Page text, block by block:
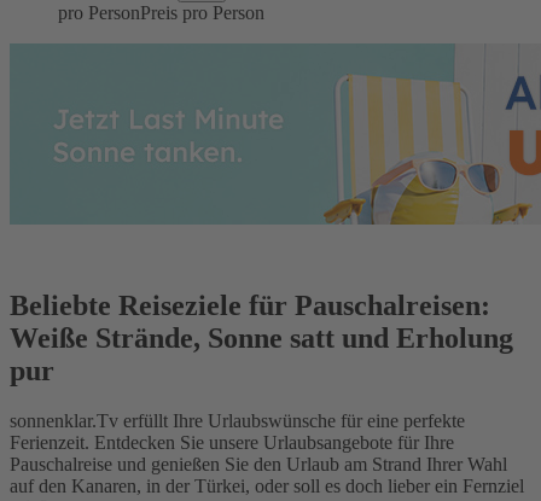
pro PersonPreis pro Person
Beliebte Reiseziele für Pauschalreisen:
Weiße Strände, Sonne satt und Erholung
pur
sonnenklar.Tv erfüllt Ihre Urlaubswünsche für eine perfekte
Ferienzeit. Entdecken Sie unsere Urlaubsangebote für Ihre
Pauschalreise und genießen Sie den Urlaub am Strand Ihrer Wahl
auf den Kanaren, in der Türkei, oder soll es doch lieber ein Fernziel